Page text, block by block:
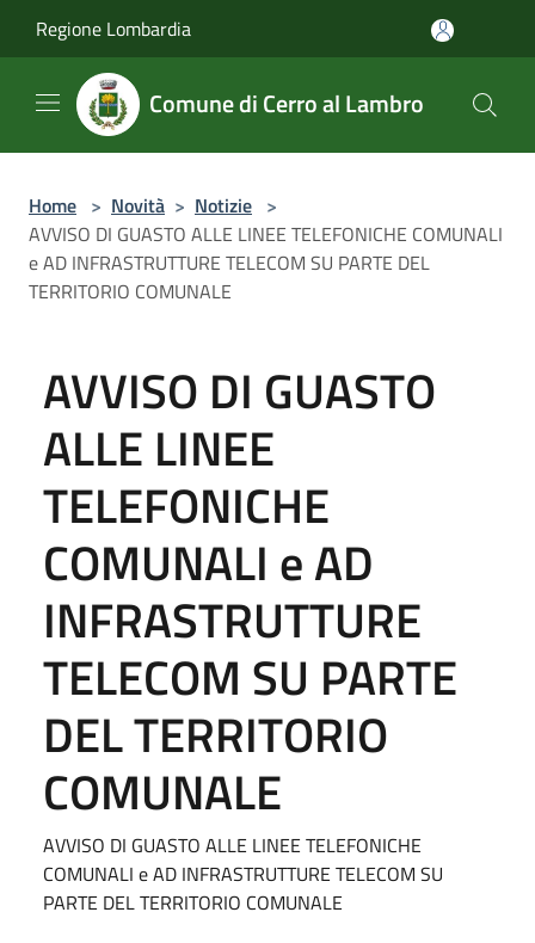
Regione Lombardia
Comune di Cerro al Lambro
Home > Novità > Notizie >
AVVISO DI GUASTO ALLE LINEE TELEFONICHE COMUNALI
e AD INFRASTRUTTURE TELECOM SU PARTE DEL
TERRITORIO COMUNALE
AVVISO DI GUASTO
ALLE LINEE
TELEFONICHE
COMUNALI e AD
INFRASTRUTTURE
TELECOM SU PARTE
DEL TERRITORIO
COMUNALE
AVVISO DI GUASTO ALLE LINEE TELEFONICHE
COMUNALI e AD INFRASTRUTTURE TELECOM SU
PARTE DEL TERRITORIO COMUNALE